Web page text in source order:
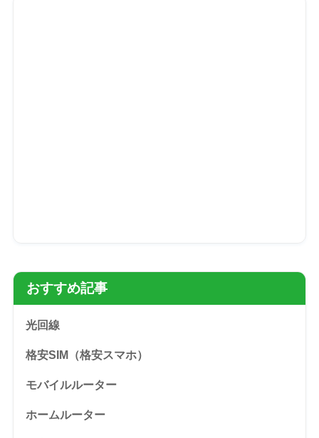
おすすめ記事
光回線
格安SIM（格安スマホ）
モバイルルーター
ホームルーター